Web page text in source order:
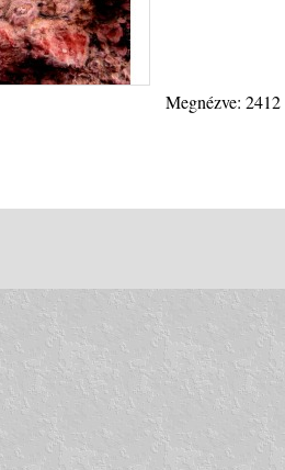
Megnézve: